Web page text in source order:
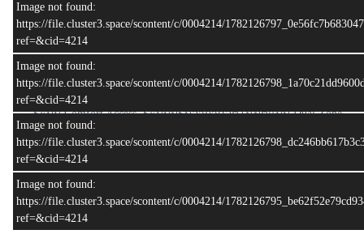
Image not found:
https://file.cluster3.space/scontent/c/0004214/
ref=&cid=4214
Image not found:
https://file.cluster3.space/scontent/c/0004214/
ref=&cid=4214
Image not found:
https://file.cluster3.space/scontent/c/0004214/
ref=&cid=4214
Image not found:
https://file.cluster3.space/scontent/c/0004214/
ref=&cid=4214
ความจุแบตเตอรี่:
โหมดการขับขี่:SPORT, COMFORT, ECO PRO
รายละเอียดทั่วไป
รองรับการชาร์จไฟบ้าน (Standard Wall Socket) ใช้เวลาชาร์จจาก
0 - 100% ประมาณ 3 ชั่วโมง 15 นาที
ระบบ Comfort Access, ระบบปรับอากาศอัตโนมัติแบบ Dual Zone,
กล้องมองภาพขณะถอยจอด
หน้าจอกลางระบบสัมผัสขนาด 8.8 นิ้ว, ระบบนำทาง (Navigation),
รองรับ BMW ConnectedDrive
เบาะนั่ง:เบาะนั่งหุ้มด้วยหนัง Dakota เบาะคู่หน้าปรับด้วยไฟฟ้า
และระบบบันทึกตำแหน่ง (Memory Seat) ฝั่งคนขับ
(**รูปป้ายทะเบียนใช้เพื่อการโฆษณาเท่านั้น